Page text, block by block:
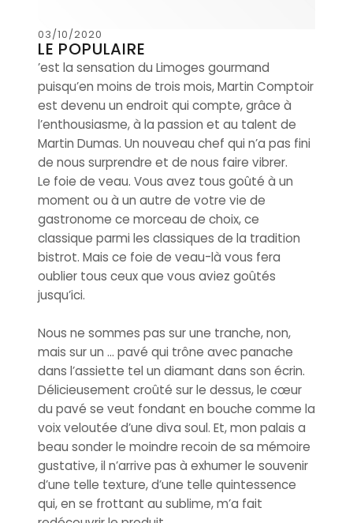
03/10/2020
LE POPULAIRE
’est la sensation du Limoges gourmand
puisqu’en moins de trois mois, Martin Comptoir
est devenu un endroit qui compte, grâce à
l’enthousiasme, à la passion et au talent de
Martin Dumas. Un nouveau chef qui n’a pas fini
de nous surprendre et de nous faire vibrer.
Le foie de veau. Vous avez tous goûté à un
moment ou à un autre de votre vie de
gastronome ce morceau de choix, ce
classique parmi les classiques de la tradition
bistrot. Mais ce foie de veau-là vous fera
oublier tous ceux que vous aviez goûtés
jusqu’ici.
Nous ne sommes pas sur une tranche, non,
mais sur un … pavé qui trône avec panache
dans l’assiette tel un diamant dans son écrin.
Délicieusement croûté sur le dessus, le cœur
du pavé se veut fondant en bouche comme la
voix veloutée d’une diva soul. Et, mon palais a
beau sonder le moindre recoin de sa mémoire
gustative, il n’arrive pas à exhumer le souvenir
d’une telle texture, d’une telle quintessence
qui, en se frottant au sublime, m’a fait